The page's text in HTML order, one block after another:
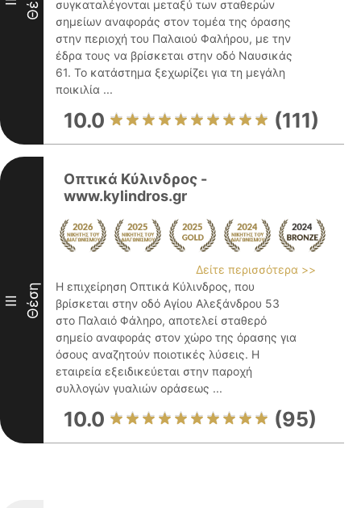
συγκαταλέγονται μεταξύ των σταθερών
σημείων αναφοράς στον τομέα της όρασης
στην περιοχή του Παλαιού Φαλήρου, με την
έδρα τους να βρίσκεται στην οδό Ναυσικάς
61. Το κατάστημα ξεχωρίζει για τη μεγάλη
ποικιλία ...
10.0 (111)
III Θέση
Οπτικά Κύλινδρος -
www.kylindros.gr
Δείτε περισσότερα >>
Η επιχείρηση Οπτικά Κύλινδρος, που
βρίσκεται στην οδό Αγίου Αλεξάνδρου 53
στο Παλαιό Φάληρο, αποτελεί σταθερό
σημείο αναφοράς στον χώρο της όρασης για
όσους αναζητούν ποιοτικές λύσεις. Η
εταιρεία εξειδικεύεται στην παροχή
συλλογών γυαλιών οράσεως ...
10.0 (95)